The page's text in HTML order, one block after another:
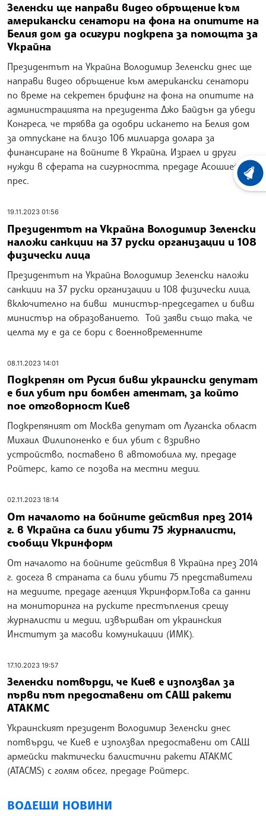
Зеленски ще направи видео обръщение към
американски сенатори на фона на опитите на
Белия дом да осигури подкрепа за помощта за
Украйна
Президентът на Украйна Володимир Зеленски днес ще
направи видео обръщение към американски сенатори
по време на секретен брифинг на фона на опитите на
администрацията на президента Джо Байдън да убеди
Конгреса, че трябва да одобри искането на Белия дом
за отпускане на близо 106 милиарда долара за
финансиране на войните в Украйна, Израел и други
нужди в сферата на сигурността, предаде Асошиейтед
прес.
19.11.2023 01:56
Президентът на Украйна Володимир Зеленски
наложи санкции на 37 руски организации и 108
физически лица
Президентът на Украйна Володимир Зеленски наложи
санкции на 37 руски организации и 108 физически лица,
включително на бивш министър-председател и бивш
министър на образованието. Той заяви също така, че
целта му е да се бори с военновременните
08.11.2023 14:01
Подкрепян от Русия бивш украински депутат
е бил убит при бомбен атентат, за който
пое отговорност Киев
Подкрепяният от Москва депутат от Луганска област
Михаил Филипоненко е бил убит с взривно
устройство, поставено в автомобила му, предаде
Ройтерс, като се позова на местни медии.
02.11.2023 18:14
От началото на бойните действия през 2014
г. в Украйна са били убити 75 журналисти,
съобщи Укринформ
От началото на бойните действия в Украйна през 2014
г. досега в страната са били убити 75 представители
на медиите, предаде агенция Укринформ.Това са данни
на мониторинга на руските престъпления срещу
журналисти и медии, извършван от украинския
Институт за масови комуникации (ИМК).
17.10.2023 19:57
Зеленски потвърди, че Киев е използвал за
първи път предоставени от САЩ ракети
АТАКМС
Украинският президент Володимир Зеленски днес
потвърди, че Киев е използвал предоставени от САЩ
армейски тактически балистични ракети АТАКМС
(ATACMS) с голям обсег, предаде Ройтерс.
ВОДЕЩИ НОВИНИ